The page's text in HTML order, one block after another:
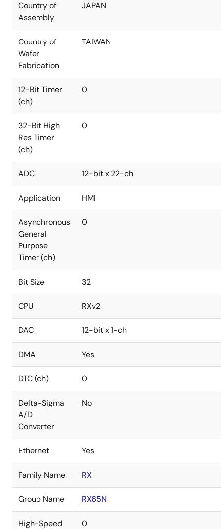
Country of
Assembly
JAPAN
Country of
Wafer
Fabrication
TAIWAN
12-Bit Timer
(ch)
0
32-Bit High
Res Timer
(ch)
0
ADC 12-bit x 22-ch
Application HMI
Asynchronous
General
Purpose
Timer (ch)
0
Bit Size 32
CPU RXv2
DAC 12-bit x 1-ch
DMA Yes
DTC (ch) 0
Delta-Sigma
A/D
Converter
No
Ethernet Yes
Family Name RX
Group Name RX65N
High-Speed 0